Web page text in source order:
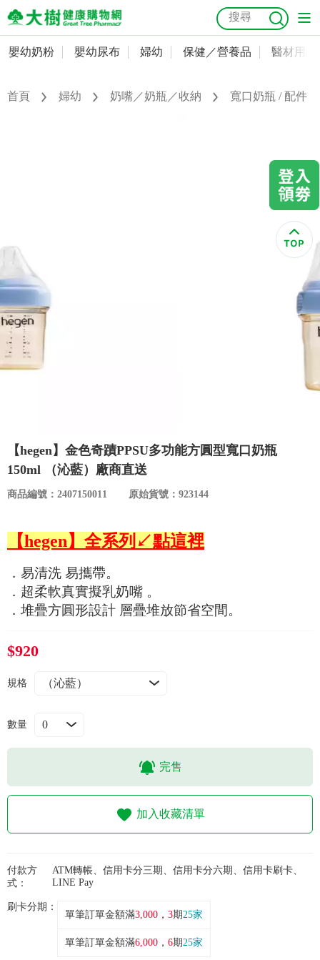
嬰幼奶粉
嬰幼尿布
成人照護
美容／個人清潔
食品／健康食補
寵物
優惠活動
關於我們
購物流程
會員專區
常見問題
折價券、紅利說明
抗菌 尿布 大樹獨家 益生菌 魚油 幼兒米餅 貓砂
會員資料及密碼修改
常用收件人清單
購物金查詢
優惠券領取
優惠券查詢
登入
嬰幼奶粉 嬰幼尿布 婦幼 保健／營養品 醫材用品
首頁 婦幼 奶嘴／奶瓶／收納 寬口奶瓶 / 配件
【hegen】金色奇蹟PPSU多功能方圓型寬口奶瓶
150ml （沁藍）廠商直送
商品編號：2407150011 原始貨號：923144
【hegen】全系列↙點這裡
．易清洗 易攜帶。
．超柔軟真實擬乳奶嘴 。
．堆疊方圓形設計 層疊堆放節省空間。
$920
規格
數量
完售
加入收藏清單
付款方
式：
ATM轉帳、信用卡分三期、信用卡分六期、信用卡刷卡、
LINE Pay
刷卡分期：
單筆訂單金額滿3,000 ， 3期25家
單筆訂單金額滿6,000 ， 6期25家